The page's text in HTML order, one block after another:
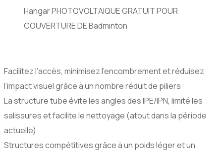
Hangar PHOTOVOLTAIQUE GRATUIT POUR
COUVERTURE DE Badminton
Facilitez l’accès, minimisez l’encombrement et réduisez
l’impact visuel grâce à un nombre réduit de piliers
La structure tube évite les angles des IPE/IPN, limité les
salissures et facilite le nettoyage (atout dans la période
actuelle)
Structures compétitives grâce à un poids léger et un